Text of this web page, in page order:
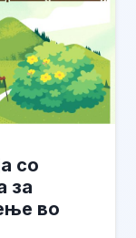
со
за
во